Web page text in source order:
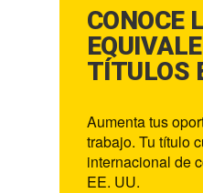
CONOCE
TÍTULOS
Aumenta tus
trabajo. Tu título
internacional de
EE. UU.